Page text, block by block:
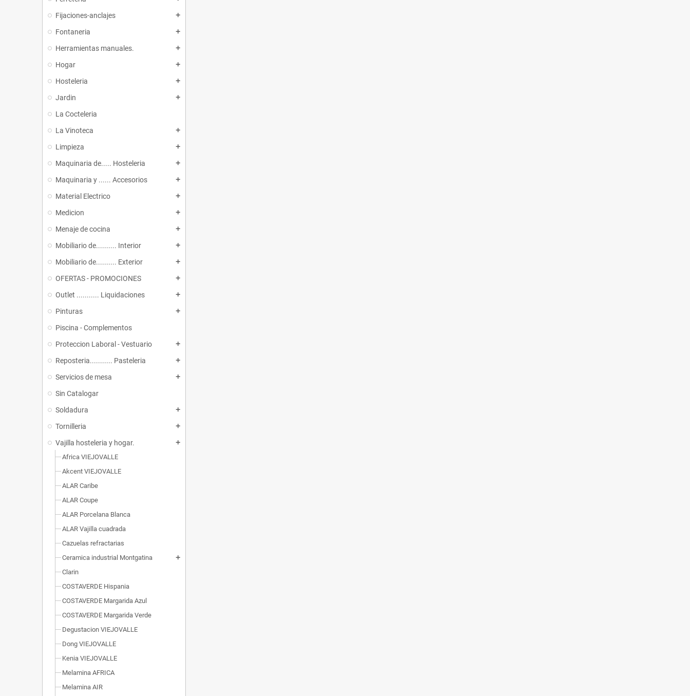
Fijaciones-anclajes add
Fontaneria add
Herramientas manuales. add
Hogar add
Hosteleria add
Jardin add
La Cocteleria
La Vinoteca
add
Limpieza add
Maquinaria de..... Hosteleria add
Maquinaria y ...... Accesorios add
Material Electrico add
Medicion add
Menaje de cocina add
Mobiliario de.......... Interior add
Mobiliario de.......... Exterior add
OFERTAS - PROMOCIONES add
Outlet ........... Liquidaciones add
Pinturas add
Piscina - Complementos
Proteccion Laboral - Vestuario
add
Reposteria........... Pasteleria add
Servicios de mesa add
Sin Catalogar
Soldadura
add
Tornilleria add
Vajilla hosteleria y hogar. add
Africa VIEJOVALLE
Akcent VIEJOVALLE
ALAR Caribe
ALAR Coupe
ALAR Porcelana Blanca
ALAR Vajilla cuadrada
Cazuelas refractarias
Ceramica industrial Montgatina
add
Clarin
COSTAVERDE Hispania
COSTAVERDE Margarida Azul
COSTAVERDE Margarida Verde
Degustacion VIEJOVALLE
Dong VIEJOVALLE
Kenia VIEJOVALLE
Melamina AFRICA
Melamina AIR